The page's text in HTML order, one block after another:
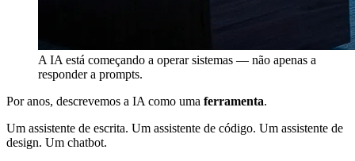
A IA está começando a operar sistemas — não apenas a
responder a prompts.
Por anos, descrevemos a IA como uma ferramenta.
Um assistente de escrita. Um assistente de código. Um assistente de
design. Um chatbot.